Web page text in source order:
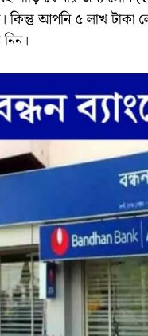
কিন্তু আপনি ৫ লাখ